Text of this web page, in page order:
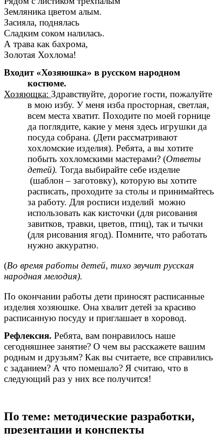
Земляника цветом алым.
Засияла, поднялась
Сладким соком налилась.
А трава как бахрома,
Золотая Хохлома!
Входит «Хозяюшка» в русском народном
костюме.
Хозяющка: Здравствуйте, дорогие гости, пожалуйте
в мою избу. У меня изба просторная, светлая,
всем места хватит. Походите по моей горнице
да поглядите, какие у меня здесь игрушки да
посуда собрана. (Дети рассматривают
хохломские изделия). Ребята, а вы хотите
побыть хохломскими мастерами? (Ответы
детей). Тогда выбирайте себе изделие
(шаблон – заготовку), которую вы хотите
расписать, проходите за столы и принимайтесь
за работу. Для росписи изделий можно
использовать как кисточки (для рисования
завитков, травки, цветов, птиц), так и тычки
(для рисования ягод). Помните, что работать
нужно аккуратно.
(Во время работы детей, тихо звучит русская
народная мелодия).
По окончании работы дети приносят расписанные
изделия хозяюшке. Она хвалит детей за красиво
расписанную посуду и приглашает в хоровод.
Рефлексия. Ребята, вам понравилось наше
сегодняшнее занятие? О чем вы расскажете вашим
родным и друзьям? Как вы считаете, все справились
с заданием? А что помешало? Я считаю, что в
следующий раз у них все получится!
По теме: методические разработки,
презентации и конспекты